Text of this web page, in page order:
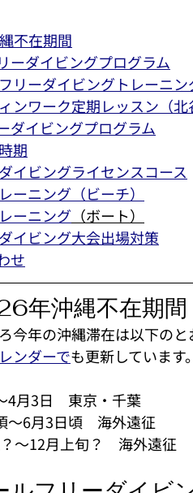
不在期間
ーダイビングプログラム
リーダイビングトレーニン
ンワーク定期レッスン（北
ダイビングプログラム
期
イビングライセンスコース
ーニング（ビーチ）
ーニング （ボート）
イビング大会出場対策
せ
年沖縄不在期間
今年の沖縄滞在は以下のと
ンダーでも更新しています。
4月3日　東京・千葉
～6月3日頃　海外遠征
～12月上旬？　海外遠征